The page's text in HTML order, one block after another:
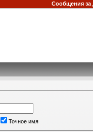
Сообщения за
Точное имя